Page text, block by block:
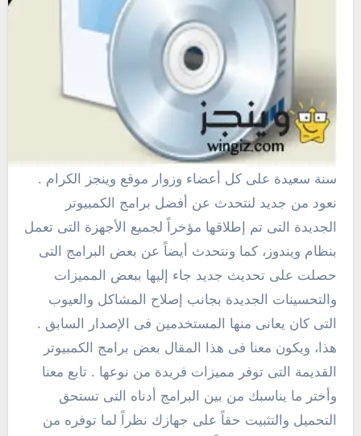
سنة سعيدة على كل أعضاء وزوار موقع وينجز الكرام .
نعود من جديد لنتحدث عن أفضل برامج الكمبيوتر
الجديدة التى تم إطلاقها مؤخراً لجميع الأجهزة التى تعمل
بنظام ويندوز، كما ونتحدث أيضاً عن بعض البرامج التى
حصلت على تحديث جديد جاء إليها ببعض المميزات
والتحسينات الجديدة بجانب إصلاح المشاكل والعيوب
التى كان يعانى منها المستخدمين فى الإصدار السابق .
هذا، ويكون معنا فى هذا المقال بعض برامج الكمبيوتر
القديمة التى توفر مميزات فريدة من نوعها . تابع معنا
وأختر ما يناسبك من بين البرامج أدناه التى تستحق
التحميل والتثبيت حقاً على جهازك نظراً لما توفره من